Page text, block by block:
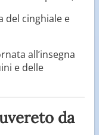
del cinghiale e
all’insegna
e delle
da